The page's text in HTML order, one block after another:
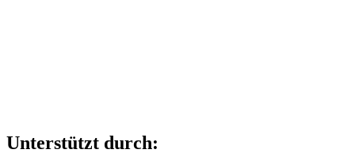
Unterstützt durch: